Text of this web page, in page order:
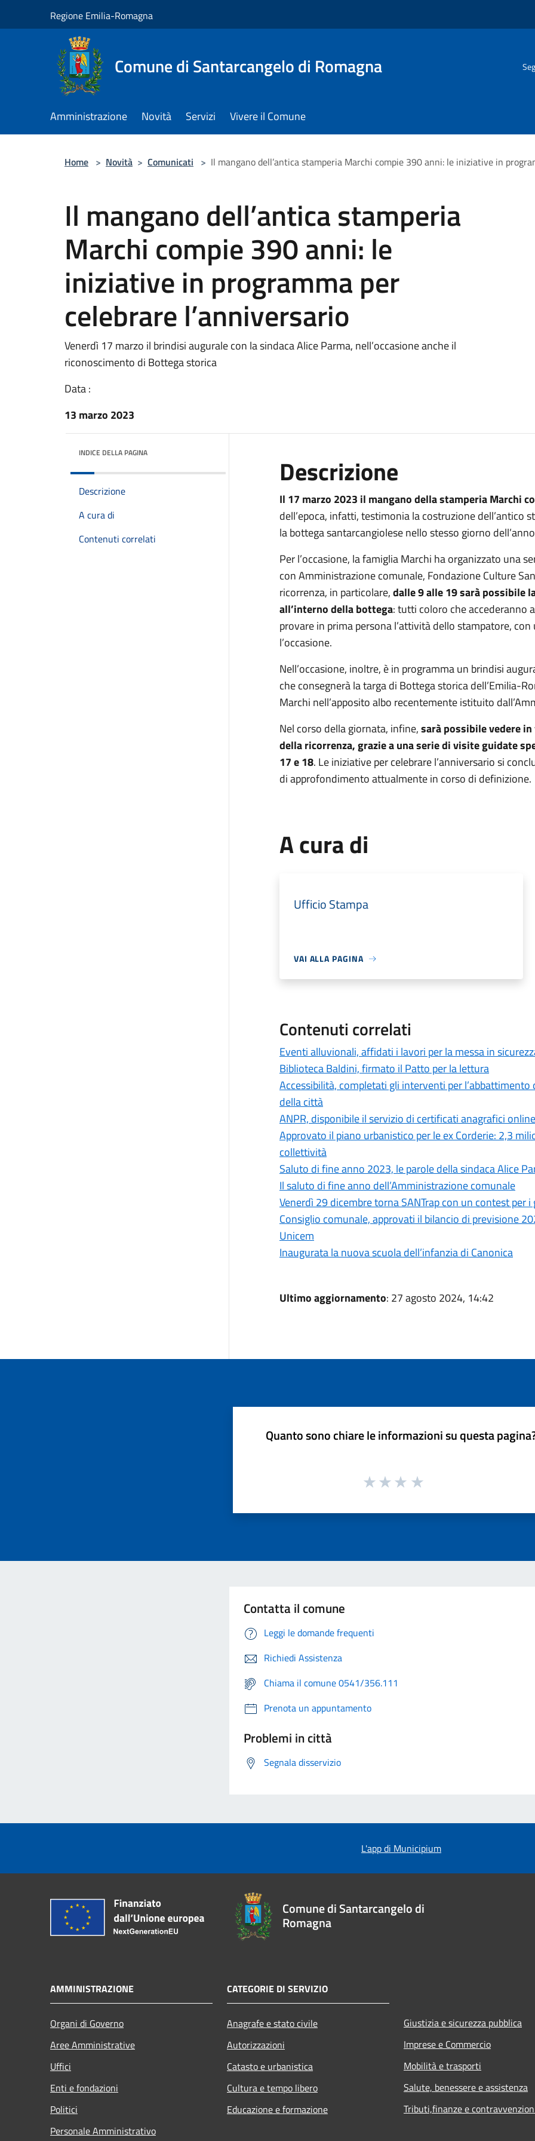
Regione Emilia-Romagna
Comune di Santarcangelo di Romagna
Amministrazione Novità Servizi Vivere il Comune
Home > Novità > Comunicati > Il mangano dell’antica stamperia Marchi compie 390 anni: le iniziative in
Il mangano dell’antica stamperia
Marchi compie 390 anni: le
iniziative in programma per
celebrare l’anniversario
Venerdì 17 marzo il brindisi augurale con la sindaca Alice Parma, nell’occasione anche il
riconoscimento di Bottega storica
Data :
13 marzo 2023
INDICE DELLA PAGINA
Descrizione
A cura di
Contenuti correlati
Descrizione
Il 17 marzo 2023 il mangano della stamperia Marchi
dell’epoca, infatti, testimonia la costruzione dell’antico
la bottega santarcangiolese nello stesso giorno
Per l’occasione, la famiglia Marchi ha organizzato una
con Amministrazione comunale, Fondazione Culture
ricorrenza, in particolare,dalle 9 alle 19 sarà possibile
all’interno della bottega: tutti coloro che accederanno
provare in prima persona l’attività dello stampatore,
l’occasione.
Nell’occasione, inoltre, è in programma un brindisi
che consegnerà la targa di Bottega storica dell’Emilia-
Marchi nell’apposito albo recentemente istituito
Nel corso della giornata, infine,sarà possibile vedere
della ricorrenza, grazie a una serie di visite guidate
17 e 18. Le iniziative per celebrare l’anniversario si
di approfondimento attualmente in corso di definizione.
A cura di
Ufficio Stampa
VAI ALLA PAGINA
Contenuti correlati
Eventi alluvionali, affidati i lavori per la messa in
Biblioteca Baldini, firmato il Patto per la lettura
Accessibilità, completati gli interventi per
della città
ANPR, disponibile il servizio di certificati anagrafici
Approvato il piano urbanistico per le ex Corderie: 2,3
collettività
Saluto di fine anno 2023, le parole della sindaca Alice
Il saluto di fine anno dell’Amministrazione comunale
Venerdì 29 dicembre torna SANTrap con un contest per
Consiglio comunale, approvati il bilancio di previsione
Unicem
Inaugurata la nuova scuola dell’infanzia di Canonica
Ultimo aggiornamento: 27 agosto 2024, 14:42
Quanto sono chiare le informazioni su questa
Contatta il comune
Leggi le domande frequenti
Richiedi Assistenza
Chiama il comune 0541/356.111
Prenota un appuntamento
Problemi in città
Segnala disservizio
L'app di Municipium
Comune di Santarcangelo di
Romagna
AMMINISTRAZIONE
Organi di Governo
Aree Amministrative
Uffici
Enti e fondazioni
Politici
Personale Amministrativo
CATEGORIE DI SERVIZIO
Anagrafe e stato civile
Autorizzazioni
Catasto e urbanistica
Cultura e tempo libero
Educazione e formazione
Giustizia e sicurezza pubblica
Imprese e Commercio
Mobilità e trasporti
Salute, benessere e assistenza
Tributi,finanze e